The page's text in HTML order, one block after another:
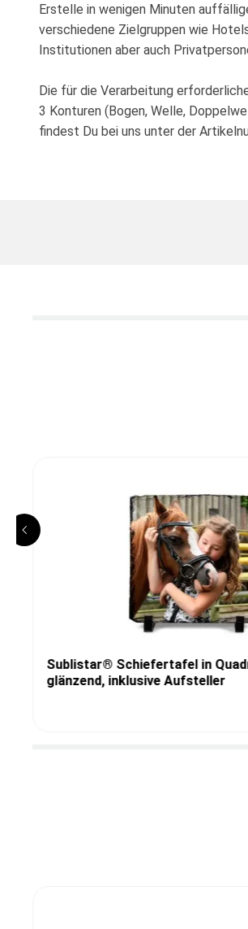
Erstelle in wenigen Minuten
verschiedene Zielgruppen wie
Institutionen aber auch
Die für die Verarbeitung
3 Konturen (Bogen, Welle,
findest Du bei uns unter der
Sublistar® Schiefertafel in
glänzend, inklusive Aufsteller